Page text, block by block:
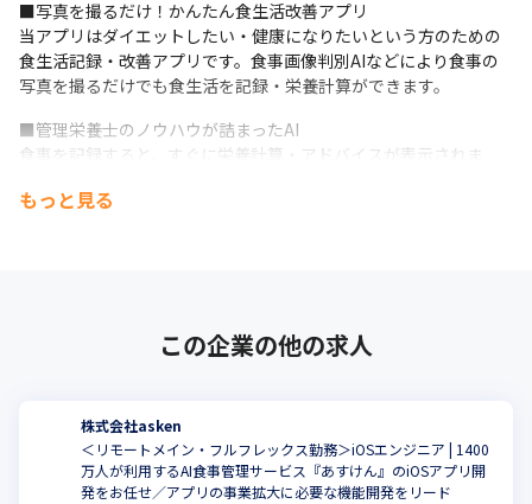
■写真を撮るだけ！かんたん食生活改善アプリ
当アプリはダイエットしたい・健康になりたいという方のための
食生活記録・改善アプリです。食事画像判別AIなどにより食事の
写真を撮るだけでも食生活を記録・栄養計算ができます。
■管理栄養士のノウハウが詰まったAI
食事を記録すると、すぐに栄養計算・アドバイスが表示されま
技術を組み合わせたアドバイスがユーザーの行動変容を促しま
化を促す仕組みが盛りだくさんです。
もっと見る
この企業の他の求人
株式会社asken
＜リモートメイン・フルフレックス勤務＞iOSエンジニア | 1400
万人が利用するAI食事管理サービス『あすけん』のiOSアプリ開
発をお任せ／アプリの事業拡大に必要な機能開発をリード